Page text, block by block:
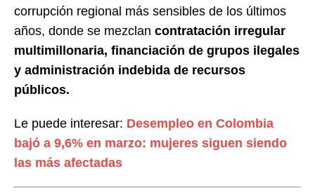
corrupción regional más sensibles de los últimos
años, donde se mezclan contratación irregular
multimillonaria, financiación de grupos ilegales
y administración indebida de recursos
públicos.
Le puede interesar: Desempleo en Colombia
bajó a 9,6% en marzo: mujeres siguen siendo
las más afectadas